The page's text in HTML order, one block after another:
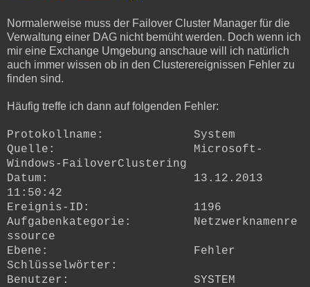
Normalerweise muss der Failover Cluster Manager für die
Verwaltung einer DAG nicht bemüht werden. Doch wenn ich
mir eine Exchange Umgebung anschaue will ich natürlich
auch immer wissen ob in den Clusterereignissen Fehler zu
finden sind.
Häufig treffe ich dann auf folgenden Fehler:
Protokollname: System
Quelle: Microsoft-
Windows-FailoverClustering
Datum: 13.12.2013
11:50:42
Ereignis-ID: 1196
Aufgabenkategorie: Netzwerknamenre
ssource
Ebene: Fehler
Schlüsselwörter:
Benutzer: SYSTEM